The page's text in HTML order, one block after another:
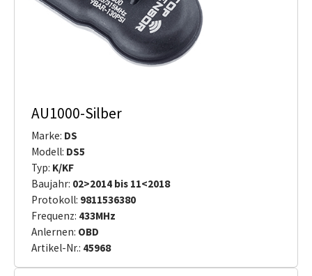
AU1000-Silber
Marke: DS
Modell: DS5
Typ: K/KF
Baujahr: 02>2014 bis 11<2018
Protokoll: 9811536380
Frequenz: 433MHz
Anlernen: OBD
Artikel-Nr.: 45968